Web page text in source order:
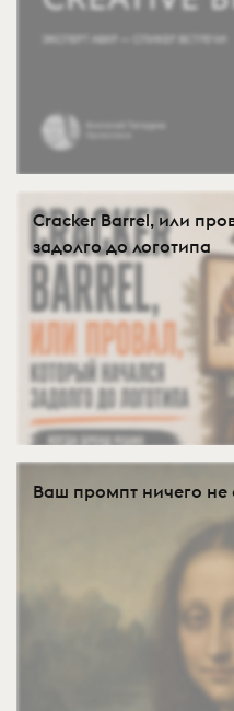
Cracker Barrel, или
задолго до логотипа
Ваш промпт ничего не